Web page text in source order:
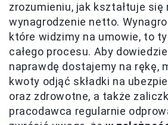
zrozumieniu, jak kształtuje się
wynagrodzenie netto.
które widzimy na umowie, to
całego procesu. Aby
naprawdę dostajemy na rękę,
kwoty odjąć składki na
oraz zdrowotne, a także
pracodawca regularnie